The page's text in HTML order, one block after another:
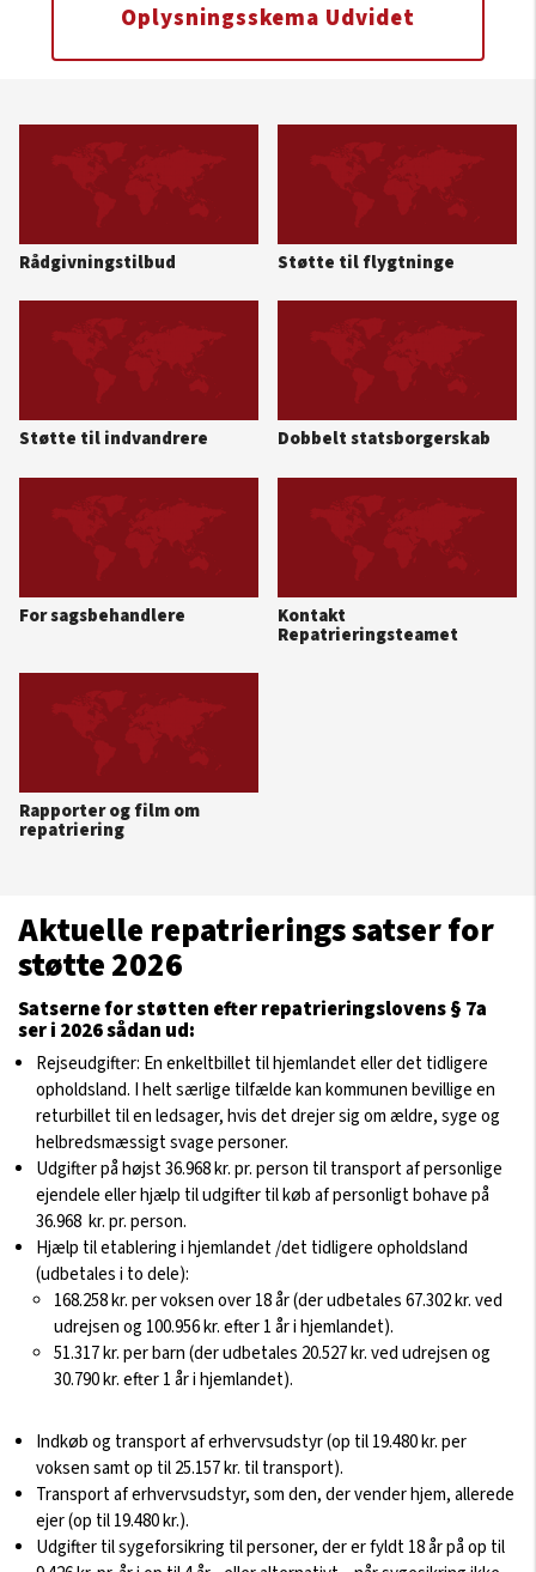
Oplysningsskema Udvidet
Rådgivningstilbud Støtte til flygtninge
Støtte til indvandrere Dobbelt statsborgerskab
For sagsbehandlere Kontakt
Repatrieringsteamet
Rapporter og film om
repatriering
Aktuelle repatrierings satser for
støtte 2026
Satserne for støtten efter repatrieringslovens § 7a
ser i 2026 sådan ud:
Rejseudgifter: En enkeltbillet til hjemlandet eller det tidligere
opholdsland. I helt særlige tilfælde kan kommunen bevillige en
returbillet til en ledsager, hvis det drejer sig om ældre, syge og
helbredsmæssigt svage personer.
Udgifter på højst 36.968 kr. pr. person til transport af personlige
ejendele eller hjælp til udgifter til køb af personligt bohave på
36.968 kr. pr. person.
Hjælp til etablering i hjemlandet /det tidligere opholdsland
(udbetales i to dele):
168.258 kr. per voksen over 18 år (der udbetales 67.302 kr. ved
udrejsen og 100.956 kr. efter 1 år i hjemlandet).
51.317 kr. per barn (der udbetales 20.527 kr. ved udrejsen og
30.790 kr. efter 1 år i hjemlandet).
Indkøb og transport af erhvervsudstyr (op til 19.480 kr. per
voksen samt op til 25.157 kr. til transport).
Transport af erhvervsudstyr, som den, der vender hjem, allerede
ejer (op til 19.480 kr.).
Udgifter til sygeforsikring til personer, der er fyldt 18 år på op til